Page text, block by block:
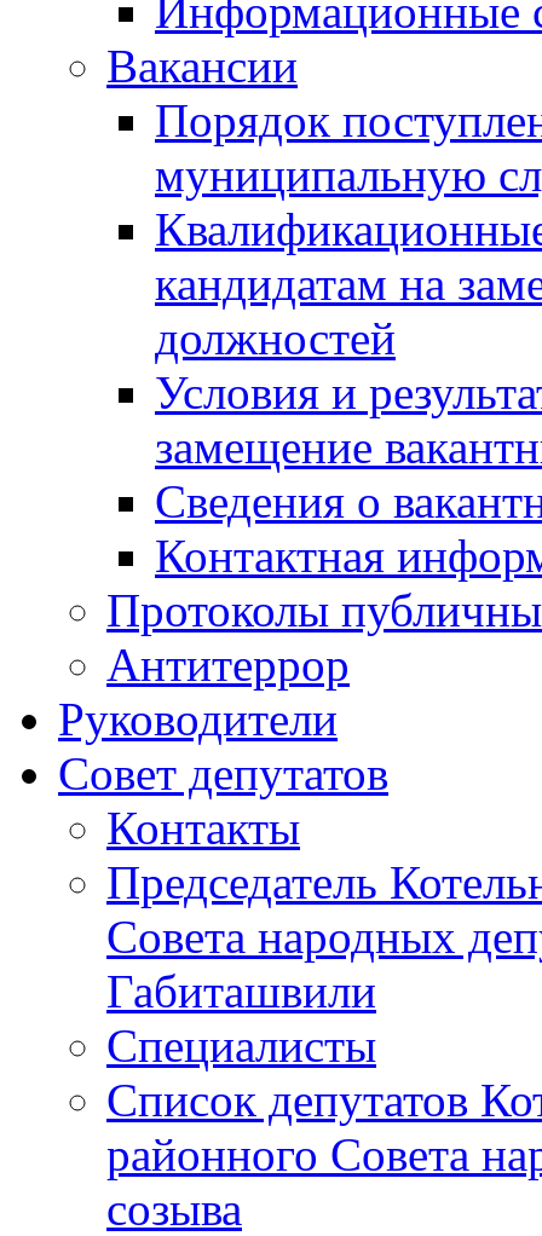
Информационные
Вакансии
Порядок
муниципальную
кандидатам на
должностей
Условия и
замещение
Сведения о
Контактная
Протоколы
Антитеррор
Руководители
Совет депутатов
Контакты
Председатель
Совета народных
Габиташвили
Специалисты
Список депутатов
районного Совета
созыва